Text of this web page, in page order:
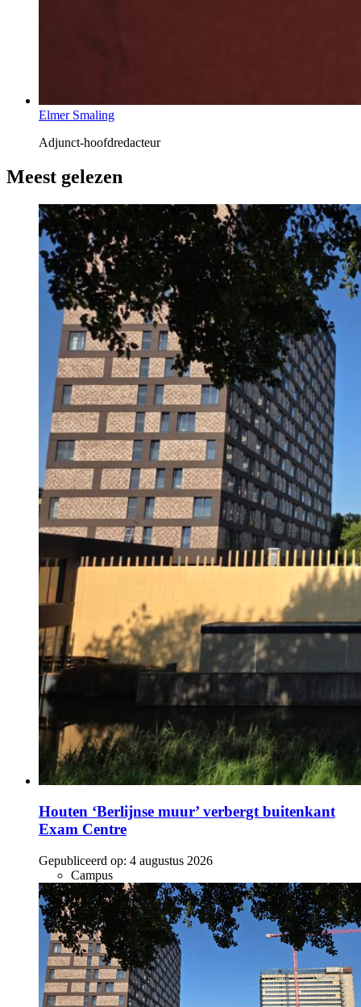
Elmer Smaling
Adjunct-hoofdredacteur
Meest gelezen
Houten ‘Berlijnse muur’ verbergt buitenkant
Exam Centre
Gepubliceerd op: 4 augustus 2026
Campus